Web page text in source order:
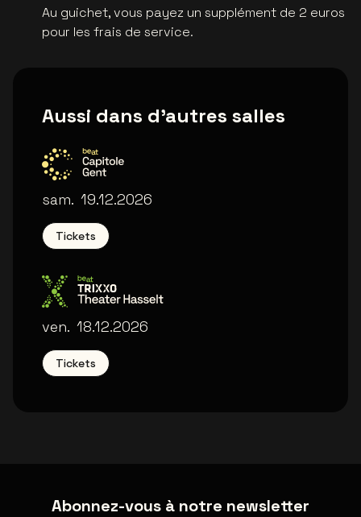
Au guichet, vous payez un supplément de 2 euros
pour les frais de service.
Aussi dans d'autres salles
Capitole Gent
sam. 19.12.2026
Tickets
Trixxo Theater
ven. 18.12.2026
Tickets
Abonnez-vous à notre newsletter